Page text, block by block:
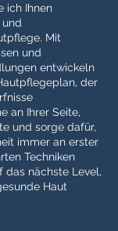
ich Ihnen
Mit
und
entwickeln
der
an Ihrer Seite,
und sorge dafür,
immer an erster
Techniken
das nächste Level,
Haut